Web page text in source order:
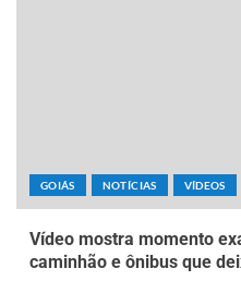
GOIÁS NOTÍCIAS VÍDEOS
Vídeo mostra momento
caminhão e ônibus que